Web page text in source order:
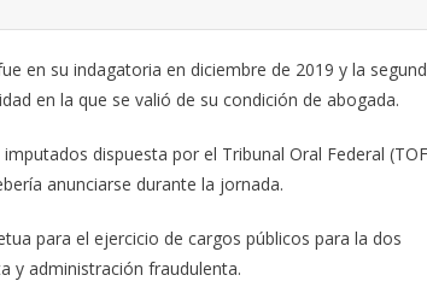
en su indagatoria en diciembre de 2019 y la
en la que se valió de su condición de abogada.
dispuesta por el Tribunal Oral Federal
anunciarse durante la jornada.
para el ejercicio de cargos públicos para la dos
y administración fraudulenta.